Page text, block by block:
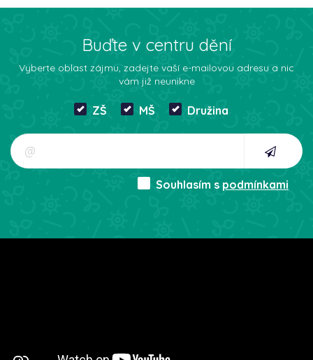
Buďte v centru dění
Vyberte oblast zájmu, zadejte vaší e-mailovou adresu a nic
vám již neunikne
ZŠ MŠ Družina
Souhlasím s podmínkami